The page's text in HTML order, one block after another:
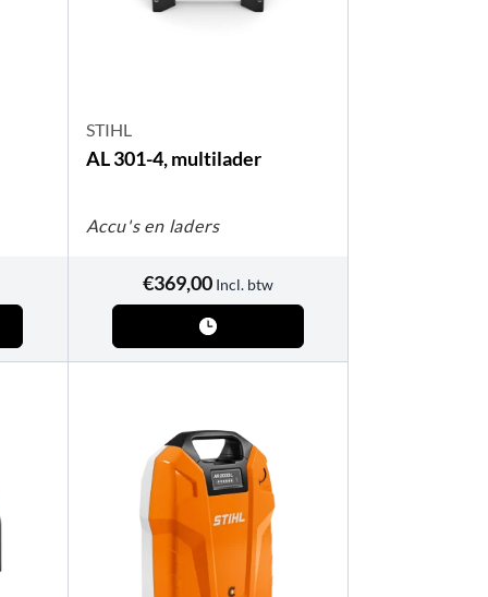
STIHL
AL 301-4, multilader
Accu's en laders
€369,00 Incl. btw